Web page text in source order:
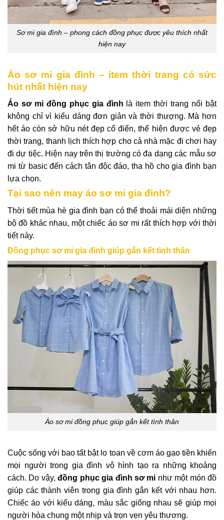
Sơ mi gia đình – phong cách đồng phục được yêu thích nhất
hiện nay
Áo sơ mi gia đình – item thời trang có sức
hút nhất hiện nay
Áo sơ mi đồng phục gia đình là item thời trang nổi bật
không chỉ vì kiểu dáng đơn giản và thời thượng. Mà hơn
hết áo còn sở hữu nét đẹp cổ điển, thể hiện được vẻ đẹp
thời trang, thanh lịch thích hợp cho cả nhà mặc đi chơi hay
đi dự tiệc. Hiện nay trên thị trường có đa dạng các mẫu sơ
mi từ basic đến cách tân độc đáo, tha hồ cho gia đình bạn
lựa chọn.
Tại sao nên may áo sơ mi gia đình?
Thời tiết mùa hè gia đình bạn có thể thoải mái diện những
bộ đồ khác nhau, một chiếc áo sơ mi rất thích hợp với thời
tiết này.
Đồng phục sơ mi gia đình giúp gắn kết tình thân
Áo sơ mi đồng phục giúp gắn kết tình thân
Cuộc sống với bao tất bật lo toan về cơm áo gạo tiền khiến
mọi người trong gia đình vô hình tạo ra những khoảng
cách. Do vậy, đồng phục gia đình sơ mi như một món đồ
giúp các thành viên trong gia đình gắn kết với nhau hơn.
Chiếc áo với kiểu dáng, màu sắc giống nhau sẽ giúp mọi
người hòa chung một nhịp và trọn vẹn yêu thương.